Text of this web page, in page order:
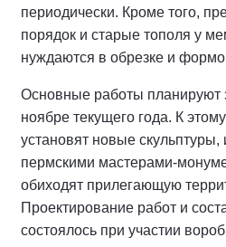
периодически. Кроме того,
порядок и старые тополя у
нуждаются в обрезке и
Основные работы планируют
ноябре текущего года. К
установят новые скульптуры,
пермскими мастерами-
обиходят прилегающую
Проектирование работ и
состоялось при участии